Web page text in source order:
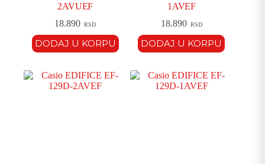
2AVUEF
18.890 RSD
DODAJ U KORPU
1AVEF
18.890 RSD
DODAJ U KORPU